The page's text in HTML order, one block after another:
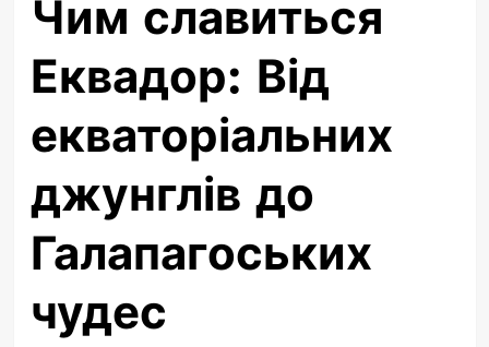
Чим славиться
Еквадор: Від
екваторіальних
джунглів до
Галапагоських
чудес